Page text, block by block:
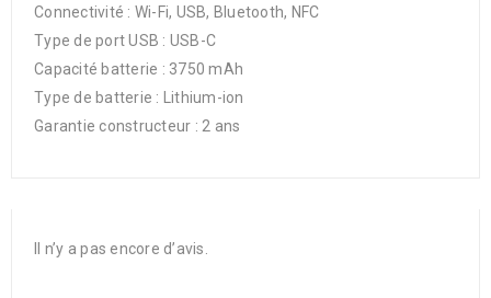
Connectivité : Wi-Fi, USB, Bluetooth, NFC
Type de port USB : USB-C
Capacité batterie : 3750 mAh
Type de batterie : Lithium-ion
Garantie constructeur : 2 ans
Il n’y a pas encore d’avis.